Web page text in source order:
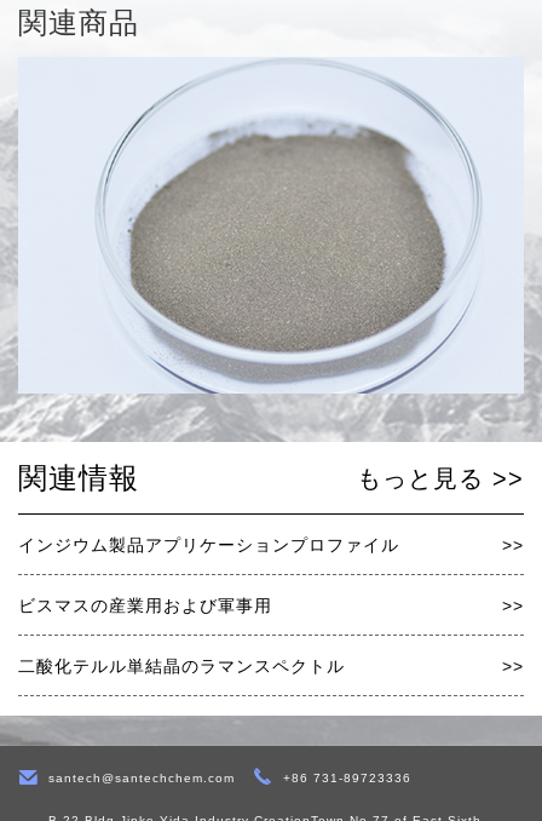
関連商品
関連情報 もっと見る >>
インジウム製品アプリケーションプロファイル >>
ビスマスの産業用および軍事用 >>
二酸化テルル単結晶のラマンスペクトル >>
santech@santechchem.com +86 731-89723336